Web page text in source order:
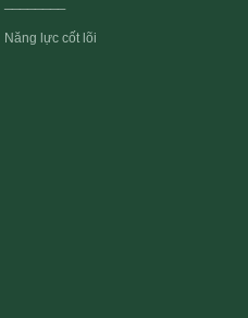
Năng lực cốt lõi